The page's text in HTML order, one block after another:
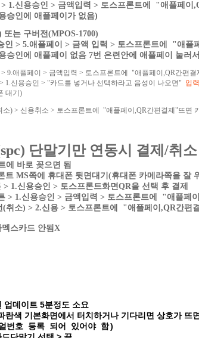
1.신용승인 > 금액입력 > 토스프론트에 "애플페이
승인에 애플페이가 없음)
또는 구버전(MPOS-1700)
인 > 5.애플페이 > 금액 입력 > 토스프론트에 "애플
승인에 애플페이 없음 7번 은련안에 애플페이 눌러
9.애플페이 > 금액입력 > 토스프론트에 "애플페이,QR간편
1.신용승인 > "카드를 넣거나 선택하라고 음성이 나오면" 입
대기)
소) > 신용취소 > 토스프론트에 "애플페이,QR간편결제"뜨면
단말기만 연동시 결제/취소
에 바로 꽂으면 됨
트 MS쪽에 휴대폰 뒷면대기(휴대폰 카메라쪽을 잘
1.신용승인 > 토스프론트화면QR을 선택 후 결제
> 1.신용승인 > 금액입력 > 토스프론트에 "애플페
(취소) > 2.신용 > 토스프론트에 "애플페이,QR간편
멕스카드 안됨X
업데이트 5분정도 소요
란색 기본화면에서 터치하거나 기다리면 상호가 뜨
번호 등록 되어 있어야 함)